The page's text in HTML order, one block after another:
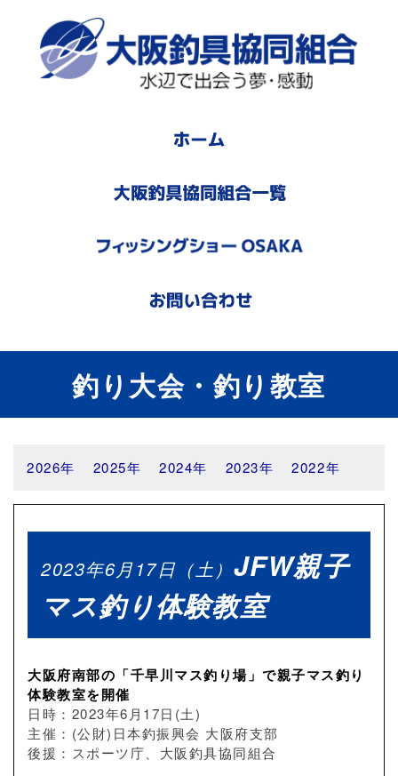
釣り大会・釣り教室
2026年 2025年 2024年 2023年 2022年
2023年6月17日（土） JFW親子
マス釣り体験教室
大阪府南部の「千早川マス釣り場」で親子マス釣り
体験教室を開催
日時：2023年6月17日(土)
主催：(公財)日本釣振興会 大阪府支部
後援：スポーツ庁、大阪釣具協同組合